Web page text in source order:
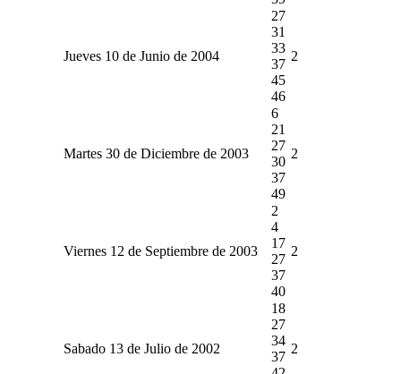
Jueves 10 de Junio de 2004
27
31
33
37
45
46
2
Martes 30 de Diciembre de 2003
6
21
27
30
37
49
2
Viernes 12 de Septiembre de 2003
2
4
17
27
37
40
2
Sabado 13 de Julio de 2002
18
27
34
37
2